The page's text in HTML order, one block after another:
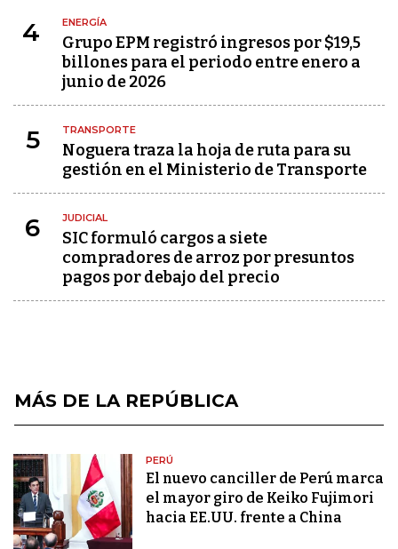
4 ENERGÍA
Grupo EPM registró ingresos por $19,5
billones para el periodo entre enero a
junio de 2026
5 TRANSPORTE
Noguera traza la hoja de ruta para su
gestión en el Ministerio de Transporte
6 JUDICIAL
SIC formuló cargos a siete
compradores de arroz por presuntos
pagos por debajo del precio
MÁS DE LA REPÚBLICA
PERÚ
El nuevo canciller de Perú marca
el mayor giro de Keiko Fujimori
hacia EE.UU. frente a China